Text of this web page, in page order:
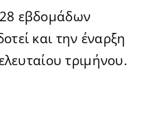
εβδομάδων
και την έναρξη
τριμήνου.